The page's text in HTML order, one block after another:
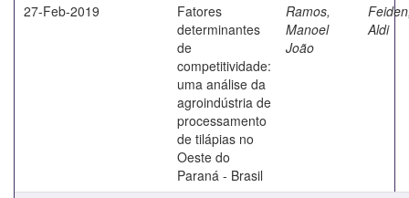
27-Feb-2019
Fatores
determinantes
de
competitividade:
uma análise da
agroindústria de
processamento
de tilápias no
Oeste do
Paraná - Brasil
Ramos,
Manoel
João
Aldi